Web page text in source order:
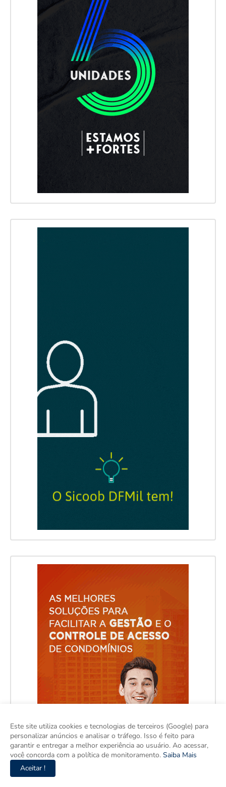
Este site utiliza cookies e tecnologias de terceiros (Google) para
personalizar anúncios e analisar o tráfego. Isso é feito para
garantir e entregar a melhor experiência ao usuário. Ao acessar,
você concorda com a política de monitoramento. Saiba Mais
Aceitar !